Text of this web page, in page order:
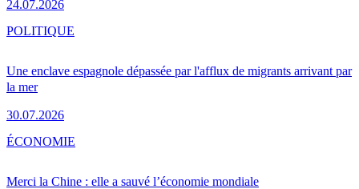
24.07.2026
Une enclave espagnole dépassée par l'afflux de migrants arrivant par
la mer
30.07.2026
POLITIQUE
Merci la Chine : elle a sauvé l’économie mondiale
ÉCONOMIE